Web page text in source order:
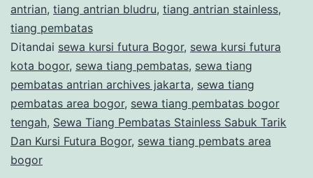
Tarik
Dan
Kursi
Futura
Bogor
antrian, tiang antrian bludru, tiang antrian stainless,
tiang pembatas
Ditandai sewa kursi futura Bogor, sewa kursi futura
kota bogor, sewa tiang pembatas, sewa tiang
pembatas antrian archives jakarta, sewa tiang
pembatas area bogor, sewa tiang pembatas bogor
tengah, Sewa Tiang Pembatas Stainless Sabuk Tarik
Dan Kursi Futura Bogor, sewa tiang pembats area
bogor